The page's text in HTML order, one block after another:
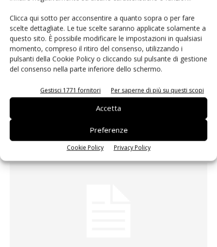
Clicca qui sotto per acconsentire a quanto sopra o per fare
scelte dettagliate. Le tue scelte saranno applicate solamente a
questo sito. È possibile modificare le impostazioni in qualsiasi
momento, compreso il ritiro del consenso, utilizzando i
pulsanti della Cookie Policy o cliccando sul pulsante di gestione
del consenso nella parte inferiore dello schermo.
Gestisci 1771 fornitori Per saperne di più su questi scopi
Accetta
Preferenze
Cookie Policy Privacy Policy
Bridgetek investe progettando in Vietnam
Selezione di Elettronica- 16 Novembre 2017